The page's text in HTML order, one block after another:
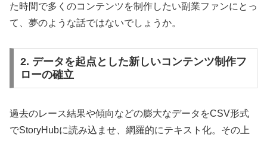
た時間で多くのコンテンツを制作したい副業ファンにとっ
て、夢のような話ではないでしょうか。
2. データを起点とした新しいコンテンツ制作フ
ローの確立
過去のレース結果や傾向などの膨大なデータをCSV形式
でStoryHubに読み込ませ、網羅的にテキスト化。その上